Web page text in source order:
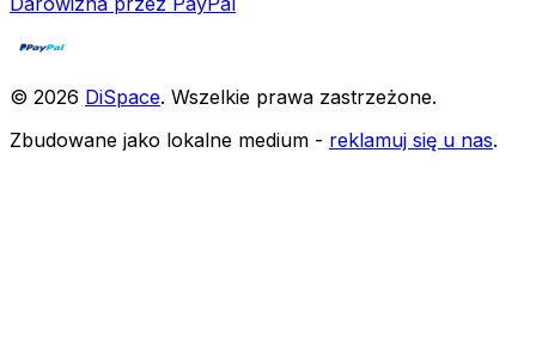
© 2026 DiSpace. Wszelkie prawa zastrzeżone.
Zbudowane jako lokalne medium - reklamuj się u nas.